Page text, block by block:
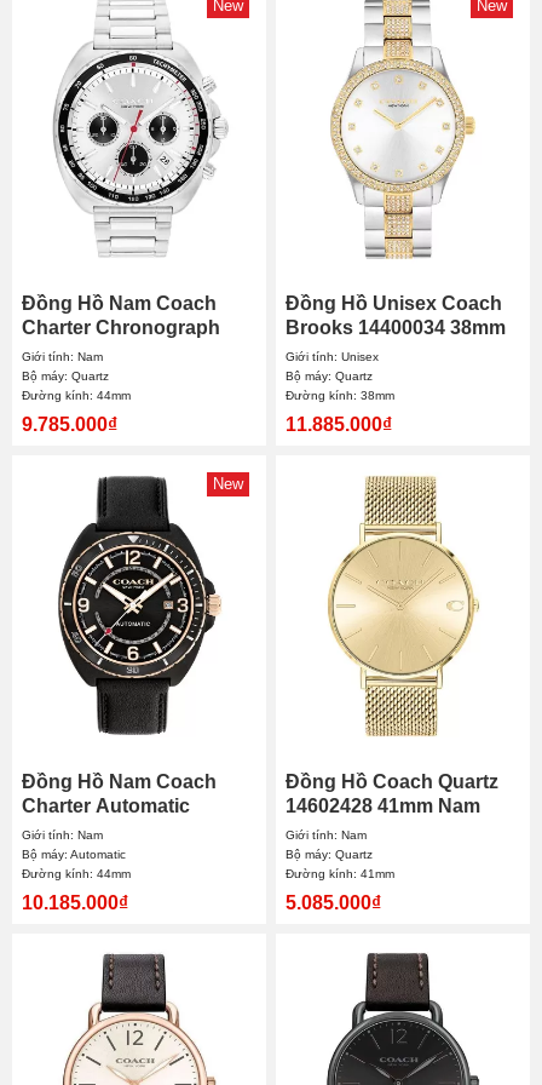
New
Đồng Hồ Nam Coach
Charter Chronograph
14602702 44mm
Giới tính: Nam
Bộ máy: Quartz
Đường kính: 44mm
9.785.000₫
New
Đồng Hồ Unisex Coach
Brooks 14400034 38mm
Giới tính: Unisex
Bộ máy: Quartz
Đường kính: 38mm
11.885.000₫
New
Đồng Hồ Nam Coach
Charter Automatic
14602734 44mm
Giới tính: Nam
Bộ máy: Automatic
Đường kính: 44mm
10.185.000₫
Đồng Hồ Coach Quartz
14602428 41mm Nam
Giới tính: Nam
Bộ máy: Quartz
Đường kính: 41mm
5.085.000₫